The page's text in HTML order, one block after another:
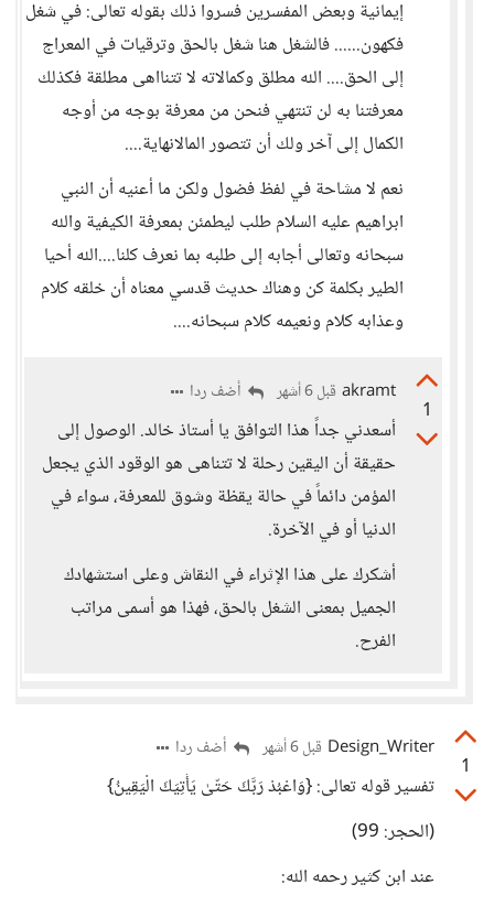
إيمانية وبعض المفسرين فسروا ذلك بقوله تعالى: في شغل
فكهون...... فالشغل هنا شغل بالحق وترقيات في المعراج
إلى الحق.... الله مطلق وكمالاته لا تتنااهى مطلقة فكذلك
معرفتنا به لن تنتهي فنحن من معرفة بوجه من أوجه
الكمال إلى آخر ولك أن تتصور المالانهاية....
نعم لا مشاحة في لفظ فضول ولكن ما أعنيه أن النبي
ابراهيم عليه السلام طلب ليطمئن بمعرفة الكيفية والله
سبحانه وتعالى أجابه إلى طلبه بما نعرف كلنا....الله أحيا
الطير بكلمة كن وهناك حديث قدسي معناه أن خلقه كلام
وعذابه كلام ونعيمه كلام سبحانه....
1
akramt قبل 6 أشهر أضف ردا
أسعدني جداً هذا التوافق يا أستاذ خالد. الوصول إلى
حقيقة أن اليقين رحلة لا تتناهى هو الوقود الذي يجعل
المؤمن دائماً في حالة يقظة وشوق للمعرفة، سواء في
الدنيا أو في الآخرة.
أشكرك على هذا الإثراء في النقاش وعلى استشهادك
الجميل بمعنى الشغل بالحق، فهذا هو أسمى مراتب
الفرح.
1
Design_Writer قبل 6 أشهر أضف ردا
تفسير قوله تعالى: {وَاعْبُدْ رَبَّكَ حَتّىٰ يَأْتِيَكَ الْيَقِينُ}
(الحجر: 99)
عند ابن كثير رحمه الله: